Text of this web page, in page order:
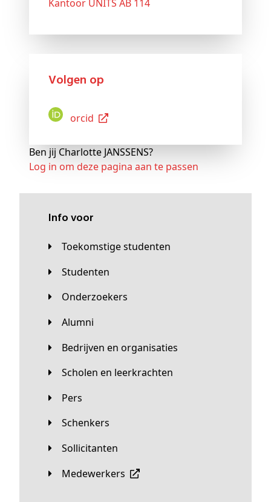
Kantoor UNITS AB 114
Volgen op
Orcid
Ben jij Charlotte JANSSENS?
Log in om deze pagina aan te passen
Info voor
Toekomstige studenten
Studenten
Onderzoekers
Alumni
Bedrijven en organisaties
Scholen en leerkrachten
Pers
Schenkers
Sollicitanten
Medewerkers